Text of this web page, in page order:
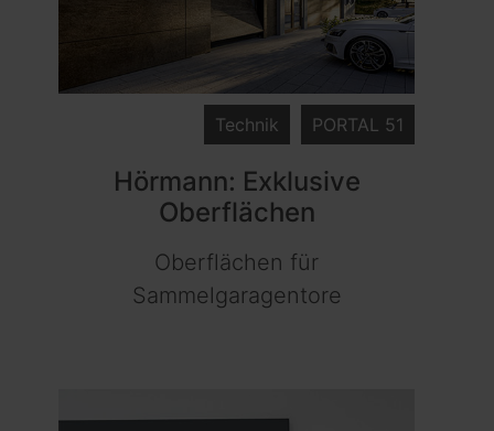
PORTAL 51
Technik
Hörmann: Exklusive
Oberflächen
Oberflächen für
Sammelgaragentore